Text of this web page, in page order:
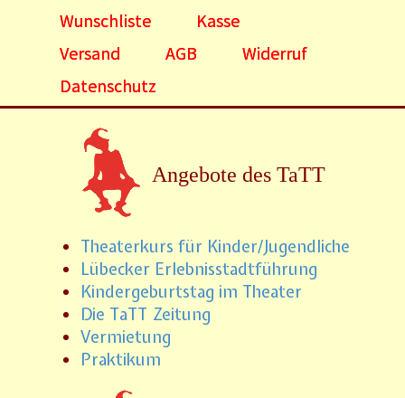
Wunschliste
Kasse
Versand
AGB
Widerruf
Datenschutz
Angebote des TaTT
Theaterkurs für Kinder/Jugendliche
Lübecker Erlebnisstadtführung
Kindergeburtstag im Theater
Die TaTT Zeitung
Vermietung
Praktikum